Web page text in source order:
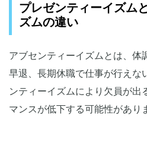
企業全体で従業員のプレゼン
もう
プレゼンティーイズム
ズムの違い
アブセンティーイズムとは、体
早退、長期休職で仕事が行えな
ンティーイズムにより欠員が出
マンスが低下する可能性があり